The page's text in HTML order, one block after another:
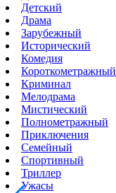
Детский
Драма
Зарубежный
Исторический
Комедия
Короткометражный
Криминал
Мелодрама
Мистический
Полнометражный
Приключения
Семейный
Спортивный
Триллер
Ужасы